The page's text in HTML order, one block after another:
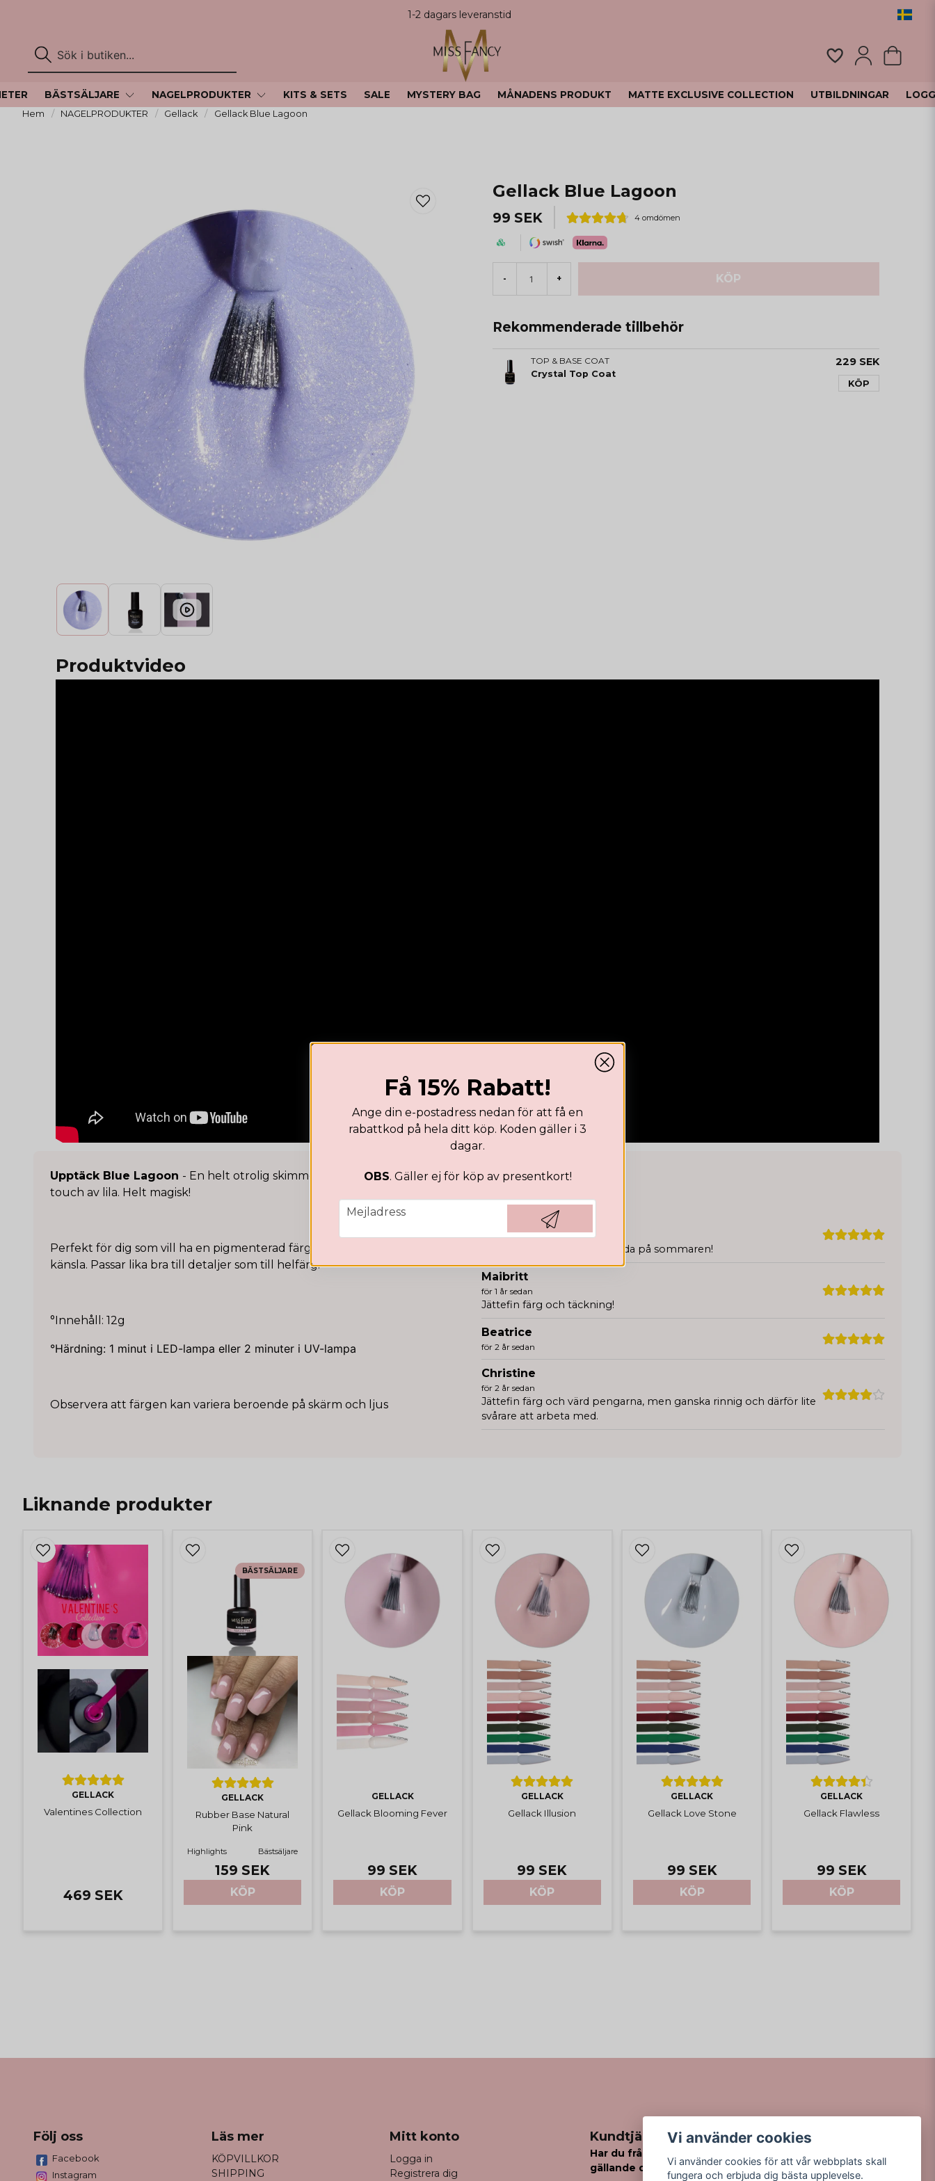
1-2 dagars leveranstid
BÄSTSÄLJARE NAGELPRODUKTER KITS & SETS SALE MYSTERY BAG MÅNADENS PRODUKT MATTE EXCLUSIVE COLLECTION UTBILDNINGAR
Hem NAGELPRODUKTER Gellack Gellack Blue Lagoon
Gellack Blue Lagoon
99 SEK 4 omdömen
- + KÖP
Rekommenderade tillbehör
TOP & BASE COAT
Crystal Top Coat
229 SEK
KÖP
Produktvideo
Upptäck Blue Lagoon - En helt otrolig skimmer blå nyans med en
touch av lila. Helt magisk!
Perfekt för dig som vill ha en pigmenterad färg med en lyxig, mjuk
känsla. Passar lika bra till detaljer som till helfärg.
°Innehåll: 12g
°Härdning: 1 minut i LED-lampa eller 2 minuter i UV-lampa
Observera att färgen kan variera beroende på skärm och ljus
Recensioner
Emma Elin Rebecka
för 1 år sedan
Såå fin! Taggad på att använda på sommaren!
Maibritt
för 1 år sedan
Jättefin färg och täckning!
Beatrice
för 2 år sedan
Christine
för 2 år sedan
Jättefin färg och värd pengarna, men ganska rinnig och därför lite
svårare att arbeta med.
Liknande produkter
GELLACK
Valentines Collection
469 SEK
GELLACK
Rubber Base Natural
Pink
Highlights Bästsäljare
159 SEK
KÖP
BÄSTSÄLJARE
GELLACK
Gellack Blooming Fever
99 SEK
KÖP
GELLACK
Gellack Illusion
99 SEK
KÖP
GELLACK
Gellack Love Stone
99 SEK
KÖP
GELLACK
Gellack Flawless
99 SEK
KÖP
Få 15% Rabatt!
Ange din e-postadress nedan för att få en
rabattkod på hela ditt köp. Koden gäller i 3
dagar.
OBS. Gäller ej för köp av presentkort!
email
Mejladress
Hämta kod
Följ oss
Facebook
Instagram
Läs mer
KÖPVILLKOR
SHIPPING
Mitt konto
Logga in
Registrera dig
Kundtjänst
Har du frågor
gällande din order?
Vi använder cookies
Vi använder cookies för att vår webbplats skall
fungera och erbjuda dig bästa upplevelse.